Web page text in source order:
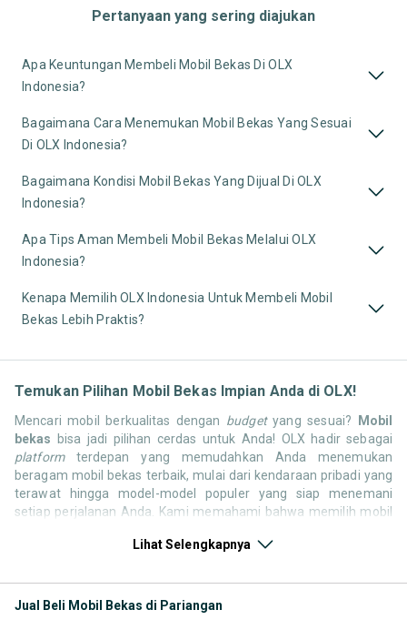
Pertanyaan yang sering diajukan
Apa Keuntungan Membeli Mobil Bekas Di OLX
Indonesia?
Bagaimana Cara Menemukan Mobil Bekas Yang Sesuai
Di OLX Indonesia?
Bagaimana Kondisi Mobil Bekas Yang Dijual Di OLX
Indonesia?
Apa Tips Aman Membeli Mobil Bekas Melalui OLX
Indonesia?
Kenapa Memilih OLX Indonesia Untuk Membeli Mobil
Bekas Lebih Praktis?
Temukan Pilihan Mobil Bekas Impian Anda di OLX!
Mencari mobil berkualitas dengan budgetyang sesuai? Mobil
bekas bisa jadi pilihan cerdas untuk Anda! OLX hadir sebagai
platformterdepan yang memudahkan Anda menemukan
beragam mobil bekas terbaik, mulai dari kendaraan pribadi yang
terawat hingga model-model populer yang siap menemani
setiap perjalanan Anda. Kami memahami bahwa memilih mobil
ribuan daftar dari penjual terpercaya di seluruh Indonesia.
dengan gaya hidup, kebutuhan, danbudgetAnda!
Memilih mobil bekas yang tepat tentu bukan perkara mudah.
Lihat Selengkapnya
Jual Beli Mobil Bekas di Pariangan